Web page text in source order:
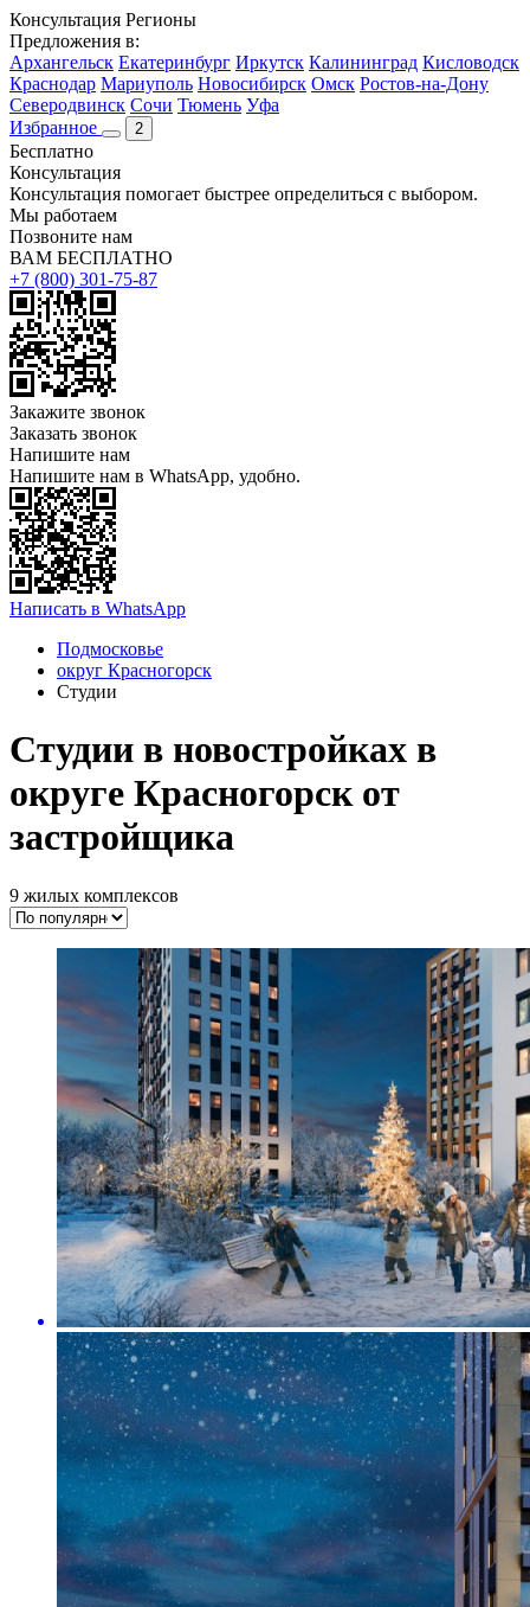
Консультация Регионы
Предложения в:
Архангельск Екатеринбург Иркутск Калининград Кисловодск
Краснодар Мариуполь Новосибирск Омск Ростов-на-Дону
Северодвинск Сочи Тюмень Уфа
Избранное
2
Бесплатно
Консультация
Консультация помогает быстрее определиться с выбором.
Мы работаем
Позвоните нам
ВАМ БЕСПЛАТНО
+7 (800) 301-75-87
Закажите звонок
Заказать звонок
Напишите нам
Напишите нам в WhatsApp, удобно.
Написать в WhatsApp
Подмосковье
округ Красногорск
Студии
Студии в новостройках в
округе Красногорск от
застройщика
9 жилых комплексов